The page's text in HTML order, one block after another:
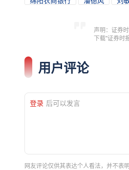
声明：证券
下载"证券时
用户评论
登录 后可以发言
网友评论仅供其表达个人看法，并不表